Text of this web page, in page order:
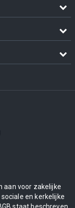
aan voor zakelijke
en kerkelijke